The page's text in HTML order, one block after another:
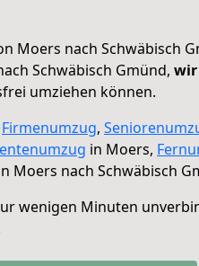
Moers nach Schwäbisch
Schwäbisch Gmünd, wir
umziehen können.
Firmenumzug,
in Moers,
Moers nach Schwäbisch
wenigen Minuten